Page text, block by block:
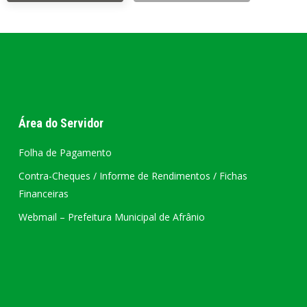
Área do Servidor
Folha de Pagamento
Contra-Cheques / Informe de Rendimentos / Fichas
Financeiras
Webmail – Prefeitura Municipal de Afrânio